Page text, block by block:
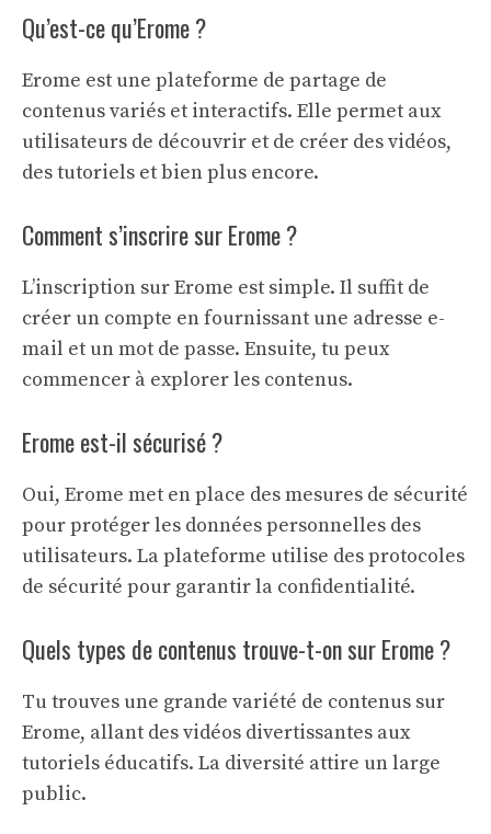
Qu’est-ce qu’Erome ?
Erome est une plateforme de partage de
contenus variés et interactifs. Elle permet aux
utilisateurs de découvrir et de créer des vidéos,
des tutoriels et bien plus encore.
Comment s’inscrire sur Erome ?
L’inscription sur Erome est simple. Il suffit de
créer un compte en fournissant une adresse e-
mail et un mot de passe. Ensuite, tu peux
commencer à explorer les contenus.
Erome est-il sécurisé ?
Oui, Erome met en place des mesures de sécurité
pour protéger les données personnelles des
utilisateurs. La plateforme utilise des protocoles
de sécurité pour garantir la confidentialité.
Quels types de contenus trouve-t-on sur Erome ?
Tu trouves une grande variété de contenus sur
Erome, allant des vidéos divertissantes aux
tutoriels éducatifs. La diversité attire un large
public.